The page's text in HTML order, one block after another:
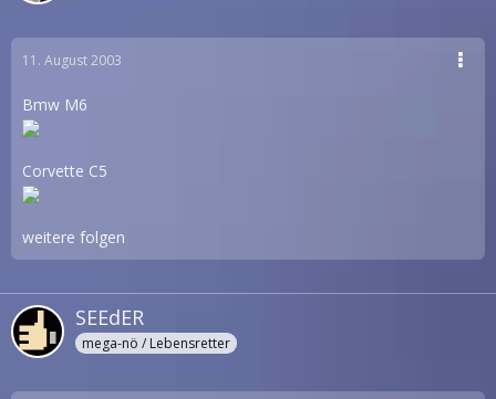
11. August 2003
Bmw M6
Corvette C5
weitere folgen
SEEdER
mega-nö / Lebensretter